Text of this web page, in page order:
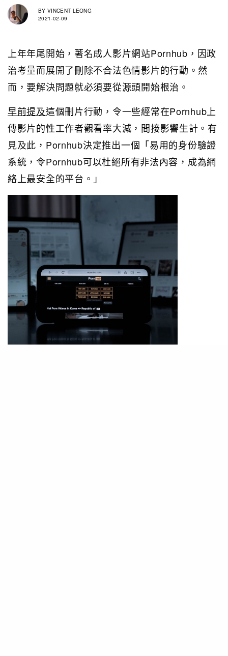
BY VINCENT LEONG
2021-02-09
上年年尾開始，著名成人影片網站Pornhub，因政
治考量而展開了刪除不合法色情影片的行動。然
而，要解決問題就必須要從源頭開始根治。
早前提及這個刪片行動，令一些經常在Pornhub上
傳影片的性工作者觀看率大減，間接影響生計。有
見及此，Pornhub決定推出一個「易用的身份驗證
系統，令Pornhub可以杜絕所有非法內容，成為網
絡上最安全的平台。」